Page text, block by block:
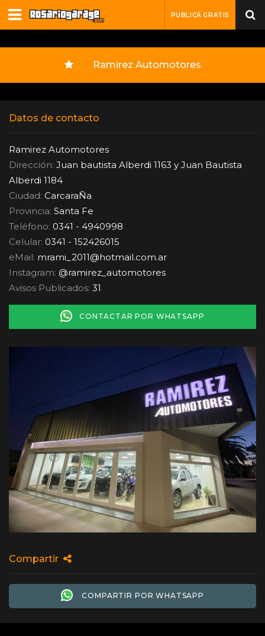
PUBLICÁ GRATIS
Ramirez Automotores
Datos de contacto
Ramirez Automotores
Dirección: Juan bautista Alberdi 1163 y Juan Bautista
Alberdi 1184
Ciudad: CarcaraÑa
Provincia: Santa Fe
Teléfono: 0341 - 4940998
Celular: 0341 - 152426015
eMail: mrami_2011@hotmail.com.ar
Instagram: @ramirez_automotores
Avisos Publicados: 31
CONTACTAR POR WHATSAPP
Compartir
COMPARTIR POR WHATSAPP